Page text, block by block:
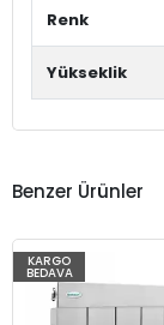
Renk
Yükseklik
Benzer Ürünler
KARGO
BEDAVA